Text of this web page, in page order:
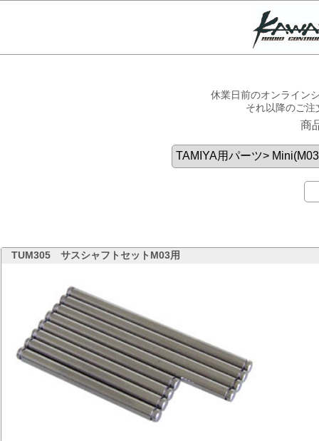
休業日前のオンライン
それ以降のご
商
TUM305 サスシャフトセットM03用